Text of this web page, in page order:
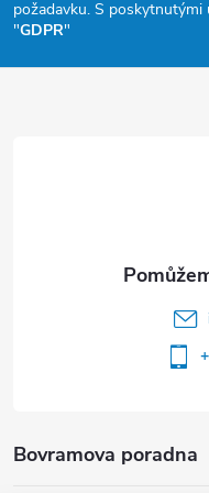
a
t
požadavku. S poskytnutými
"GDPR"
Bovramova poradna